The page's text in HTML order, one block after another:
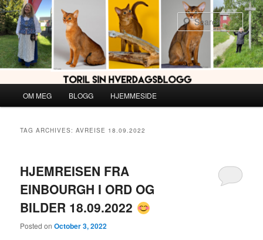
Skip
to
primary
content
Skip
to
secondary
content
OM MEG BLOGG HJEMMESIDE
TAG ARCHIVES:AVREISE 18.09.2022
HJEMREISEN FRA
EINBOURGH I ORD OG
BILDER 18.09.2022
Posted onOctober 3, 2022